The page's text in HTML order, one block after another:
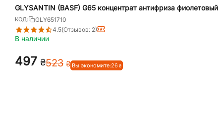
GLYSANTIN (BASF) G65 концентрат антифриза
КОД:
GLY651710
4.5(Отзывов: 2)
В наличии
‍497‍ ₴‍523‍ ₴ Вы экономите:‍26‍ ₴